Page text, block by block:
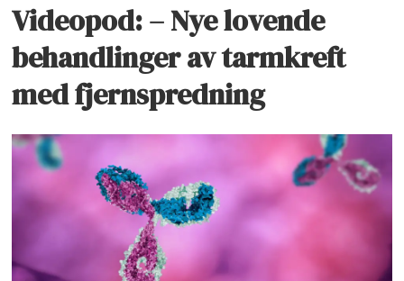
Videopod: – Nye lovende
behandlinger av tarmkreft
med fjernspredning